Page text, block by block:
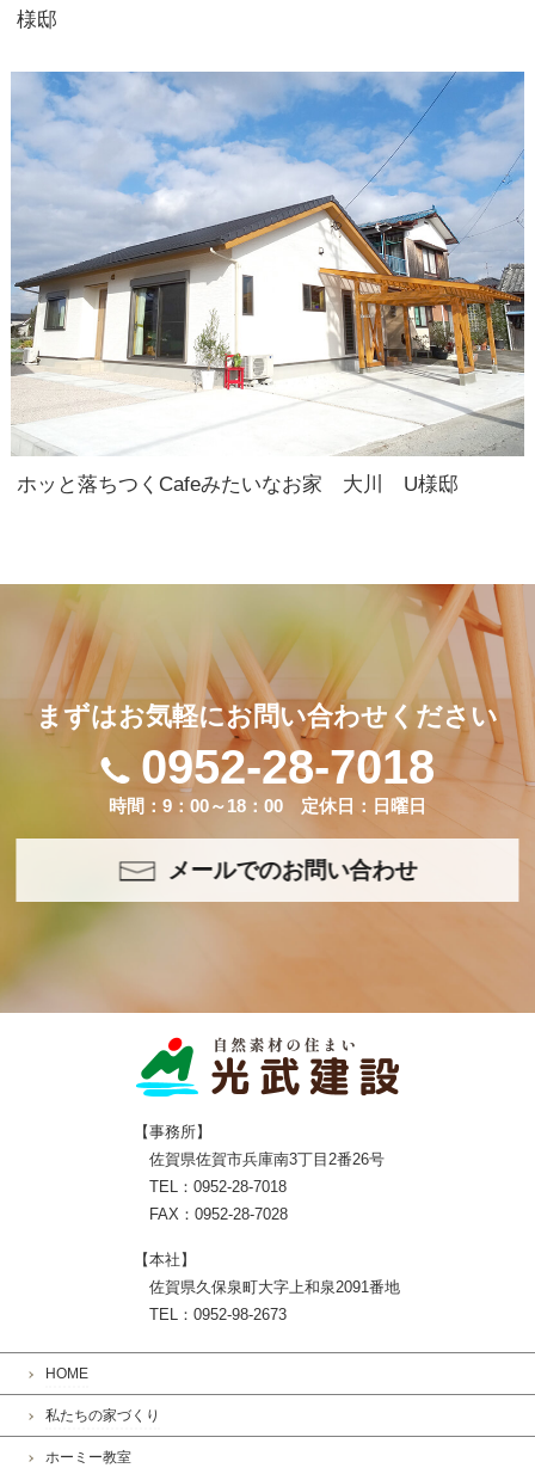
様邸
ホッと落ちつくCafeみたいなお家 大川 U様邸
まずはお気軽にお問い合わせください
0952-28-7018
時間：9：00～18：00 定休日：日曜日
メールでのお問い合わせ
【事務所】
佐賀県佐賀市兵庫南3丁目2番26号
TEL：0952-28-7018
FAX：0952-28-7028
【本社】
佐賀県久保泉町大字上和泉2091番地
TEL：0952-98-2673
HOME
私たちの家づくり
ホーミー教室